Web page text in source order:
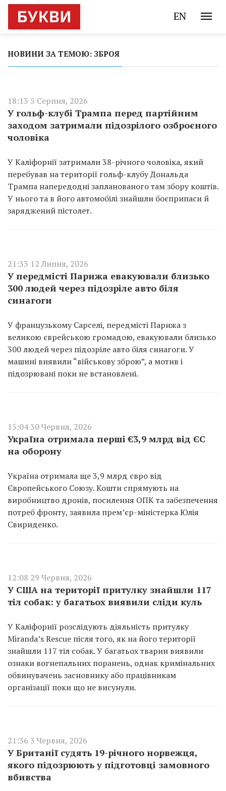
EN
НОВИНИ ЗА ТЕМОЮ: ЗБРОЯ
18:13 5 Серпня, 2026
У гольф-клубі Трампа перед партійним
заходом затримали підозрілого озброєного
чоловіка
У Каліфорнії затримали 38-річного чоловіка, який
перебував на території гольф-клубу Дональда
Трампа напередодні запланованого там збору коштів.
У нього та в його автомобілі знайшли боєприпаси й
заряджений пістолет.
21:33 12 Липня, 2026
У передмісті Парижа евакуювали близько
300 людей через підозріле авто біля
синагоги
У французькому Сарселі, передмісті Парижа з
великою єврейською громадою, евакуювали близько
300 людей через підозріле авто біля синагоги. У
машині виявили “військову зброю”, а мотив і
підозрювані поки не встановлені.
15:04 30 Червня, 2026
Україна отримала перші €3,9 млрд від ЄС
на оборону
Україна отримала ще 3,9 млрд євро від
Європейського Союзу. Кошти спрямують на
виробництво дронів, посилення ОПК та забезпечення
потреб фронту, заявила прем’єр-міністерка Юлія
Свириденко.
12:08 29 Червня, 2026
У США на території притулку знайшли 117
тіл собак: у багатьох виявили сліди куль
У Каліфорнії розслідують діяльність притулку
Miranda’s Rescue після того, як на його території
знайшли 117 тіл собак. У багатьох тварин виявили
ознаки вогнепальних поранень, однак кримінальних
обвинувачень засновнику або працівникам
організації поки що не висунули.
21:36 3 Червня, 2026
У Британії судять 19-річного норвежця,
якого підозрюють у підготовці замовного
вбивства